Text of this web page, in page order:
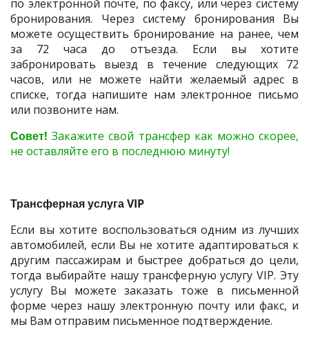
по электронной почте, по факсу, или через систему
бронирования. Через систему бронирования Вы
можете осуществить бронирование на ранее, чем
за 72 часа до отъезда. Если вы хотите
забронировать выезд в течение следующих 72
часов, или не можете найти желаемый адрес в
списке, тогда напишите нам электронное письмо
или позвоните нам.
Совет!Закажите свой трансфер как можно скорее,
не оставляйте его в последнюю минуту!
Трансферная услуга VIP
Если вы хотите воспользоваться одним из лучших
автомобилей, если Вы не хотите адаптироваться к
другим пассажирам и быстрее добраться до цели,
тогда выбирайте нашу трансферную услугу VIP. Эту
услугу Вы можете заказать тоже в письменной
форме через нашу электронную почту или факс, и
мы Вам отправим письменное подтверждение.